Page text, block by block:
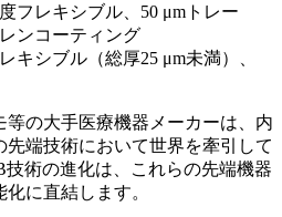
度フレキシブル、50 μmトレー
ンコーティング
キシブル（総厚25 μm未満）、
等の大手医療機器メーカーは、内
端技術において世界を牽引して
術の進化は、これらの先端機器
に直結します。